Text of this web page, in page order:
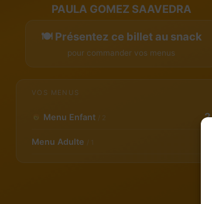
PAULA GOMEZ SAAVEDRA
🍽 Présentez ce billet au snack
pour commander vos menus
VOS MENUS
Menu Enfant / 2 2
Menu Adulte / 1